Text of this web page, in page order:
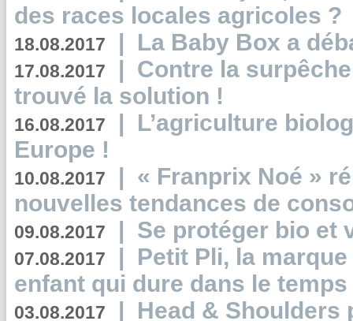
des races locales agricoles ?
18.08.2017 | La Baby Box a
17.08.2017 | Contre la
trouvé la solution !
16.08.2017 | L’agriculture
Europe !
10.08.2017 | « Franprix Noé »
nouvelles tendances de
09.08.2017 | Se protéger bio et
07.08.2017 | Petit Pli, la
enfant qui dure dans le temps
03.08.2017 | Head & Shoulders